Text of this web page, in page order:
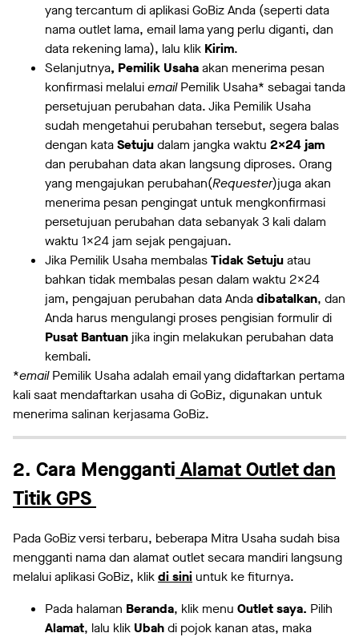
yang tercantum di aplikasi GoBiz Anda (seperti data
nama outlet lama, email lama yang perlu diganti, dan
data rekening lama), lalu klik Kirim.
Selanjutnya, Pemilik Usahaakan menerima pesan
konfirmasi melaluiemailPemilik Usaha* sebagai tanda
persetujuan perubahan data. Jika Pemilik Usaha
sudah mengetahui perubahan tersebut, segera balas
dengan kataSetujudalam jangka waktu 2x24 jam
dan perubahan data akan langsung diproses. Orang
yang mengajukan perubahan(Requester)juga akan
menerima pesan pengingat untuk mengkonfirmasi
persetujuan perubahan data sebanyak 3 kali dalam
waktu 1x24 jam sejak pengajuan.
Jika Pemilik Usaha membalasTidak Setujuatau
bahkan tidak membalas pesan dalam waktu 2x24
jam, pengajuan perubahan data Andadibatalkan, dan
Anda harus mengulangi proses pengisian formulir di
Pusat Bantuan jika ingin melakukan perubahan data
kembali.
*emailPemilik Usaha adalah email yang didaftarkan pertama
kali saat mendaftarkan usaha di GoBiz, digunakan untuk
menerima salinan kerjasama GoBiz.
2. Cara Mengganti Alamat Outlet dan
Titik GPS
Pada GoBiz versi terbaru, beberapa Mitra Usaha sudah bisa
mengganti nama dan alamat outlet secara mandiri langsung
melalui aplikasi GoBiz, klikdi siniuntuk ke fiturnya.
Pada halaman Beranda, klik menu Outlet saya. Pilih
Alamat, lalu klik Ubahdi pojok kanan atas, maka